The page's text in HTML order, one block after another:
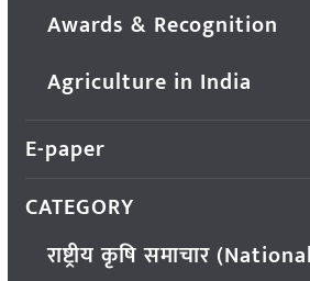
Awards & Recognition
Agriculture in India
E-paper
CATEGORY
राष्ट्रीय कृषि समाचार